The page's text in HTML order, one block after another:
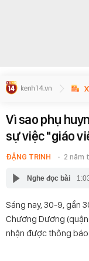
Vì sao phụ
sự việc "giáo
ĐẶNG TRINH 2 năm
Nghe đọc bài
Sáng nay, 30-9, gần
Chương Dương
nhận được thông